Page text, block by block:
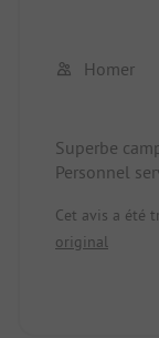
Homer
Superbe
Personnel
neuf. Piscine
restaurant
verre de vin
Cet avis a été
original